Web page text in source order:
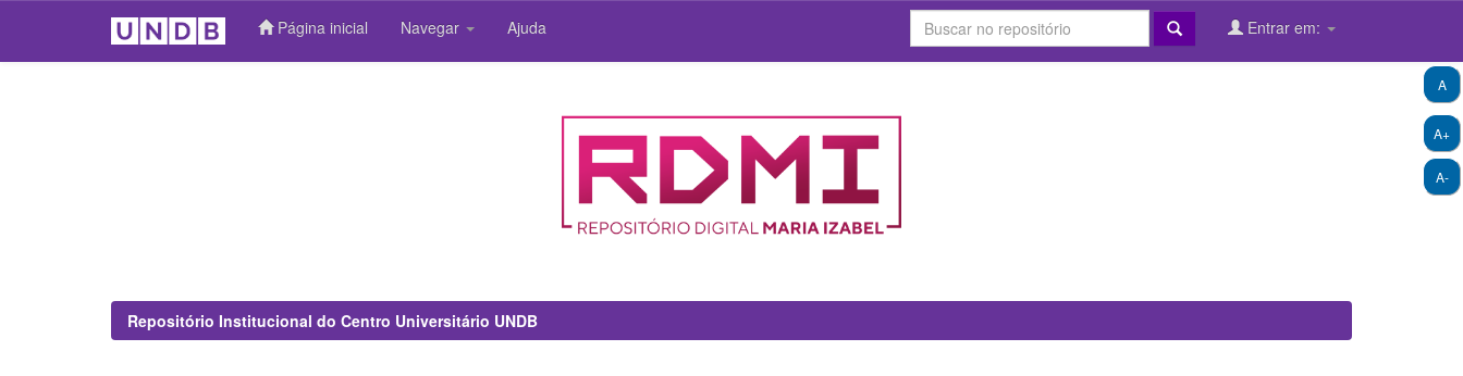
Página inicial Navegar Ajuda Entrar em:
A+
A-
A
Repositório Institucional do Centro Universitário UNDB